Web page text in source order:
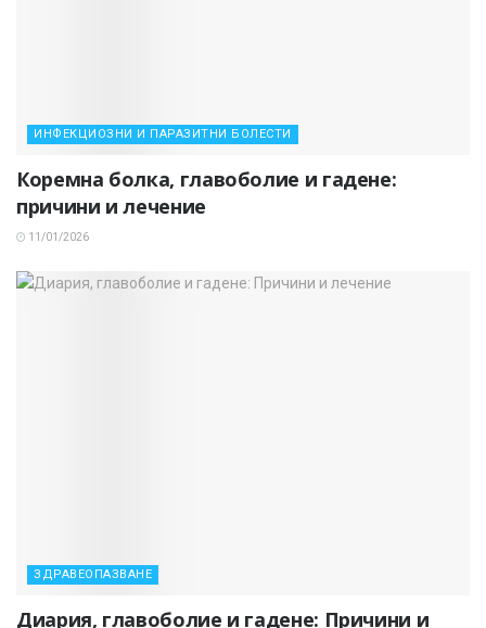
ИНФЕКЦИОЗНИ И ПАРАЗИТНИ БОЛЕСТИ
Коремна болка, главоболие и гадене:
причини и лечение
11/01/2026
ЗДРАВЕОПАЗВАНЕ
Диария, главоболие и гадене: Причини и